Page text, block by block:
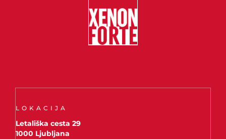
LOKACIJA
Letališka cesta 29
1000 Ljubljana